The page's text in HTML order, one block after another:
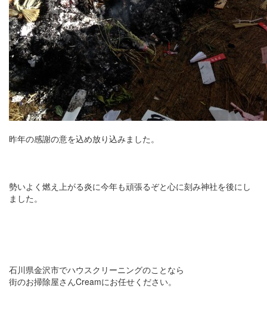
昨年の感謝の意を込め放り込みました。
勢いよく燃え上がる炎に今年も頑張るぞと心に刻み神社を後にし
ました。
石川県金沢市でハウスクリーニングのことなら
街のお掃除屋さんCreamにお任せください。